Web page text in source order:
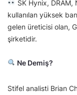
SK Hynix, DRAM,
kullanılan yüksek
gelen üreticisi olan,
şirketidir.
Ne Demiş?
Stifel analisti Brian